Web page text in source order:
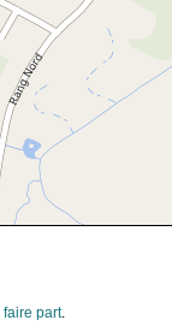
faire part.